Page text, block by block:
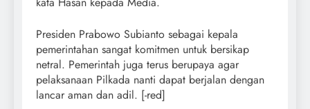
Presiden Prabowo Subianto sebagai kepala
pemerintahan sangat komitmen untuk bersikap
netral. Pemerintah juga terus berupaya agar
pelaksanaan Pilkada nanti dapat berjalan dengan
lancar aman dan adil. [-red]